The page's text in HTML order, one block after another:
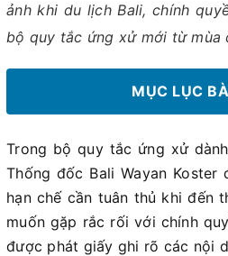
ảnh khi du lịch Bali, chính
bộ quy tắc ứng xử mới từ mùa
MỤC LỤC
Trong bộ quy tắc ứng xử
Thống đốc Bali Wayan
hạn chế cần tuân thủ khi đến
muốn gặp rắc rối với chính
được phát giấy ghi rõ các nội